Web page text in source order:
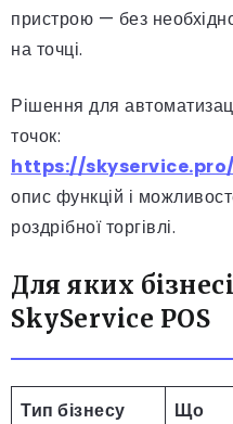
пристрою — без
на точці.
Рішення для
точок:
https://
опис функцій і
роздрібної торгівлі.
Для яких
SkyService POS
Тип бізнесу
Що